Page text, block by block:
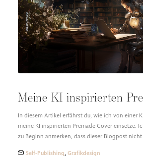
Meine KI inspirierten
In diesem Artikel erfährst du, wie ich von einer
meine KI inspirierten Premade Cover einsetze.
zu Beginn anmerken, dass dieser Blogpost
Self-Publishing, Grafikdesign